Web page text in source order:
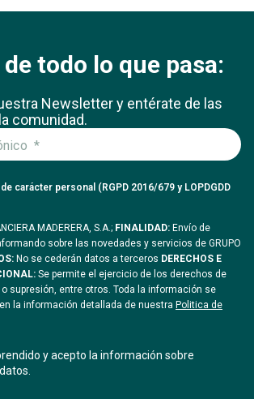
todo lo que pasa:
Newsletter y entérate de las
comunidad.
carácter personal (RGPD 2016/679 y LOPDGDD
MADERERA, S.A.; FINALIDAD: Envío de
sobre las novedades y servicios de GRUPO
No se cederán datos a terceros DERECHOS E
Se permite el ejercicio de los derechos de
supresión, entre otros. Toda la información se
la información detallada de nuestra Politica de
y acepto la información sobre